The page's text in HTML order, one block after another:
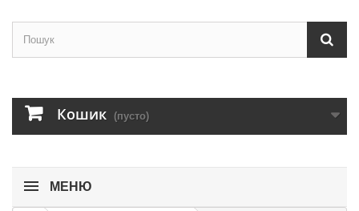
Кошик (пусто)
МЕНЮ